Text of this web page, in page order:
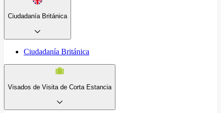
Ciudadanía Británica
Ciudadanía Británica
Visados de Visita de Corta Estancia